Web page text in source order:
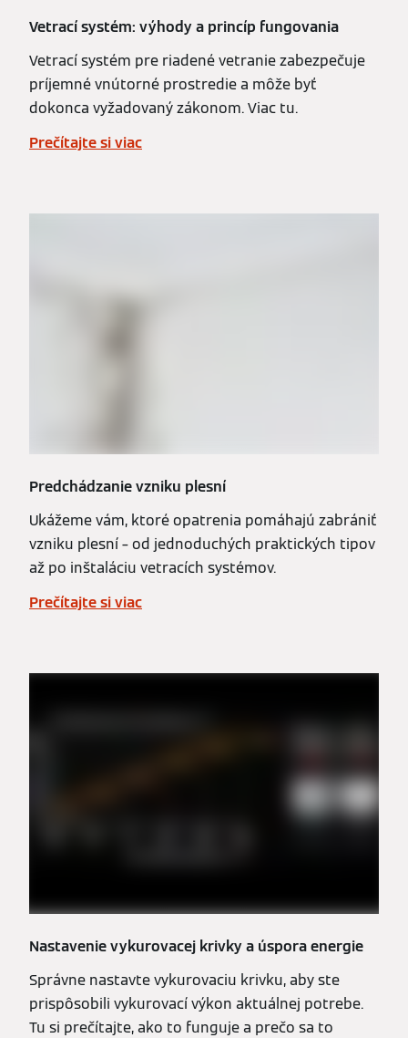
Vetrací systém: výhody a princíp fungovania
Vetrací systém pre riadené vetranie zabezpečuje
príjemné vnútorné prostredie a môže byť
dokonca vyžadovaný zákonom. Viac tu.
Prečítajte si viac
Predchádzanie vzniku plesní
Ukážeme vám, ktoré opatrenia pomáhajú zabrániť
vzniku plesní – od jednoduchých praktických tipov
až po inštaláciu vetracích systémov.
Prečítajte si viac
Nastavenie vykurovacej krivky a úspora energie
Správne nastavte vykurovaciu krivku, aby ste
prispôsobili vykurovací výkon aktuálnej potrebe.
Tu si prečítajte, ako to funguje a prečo sa to